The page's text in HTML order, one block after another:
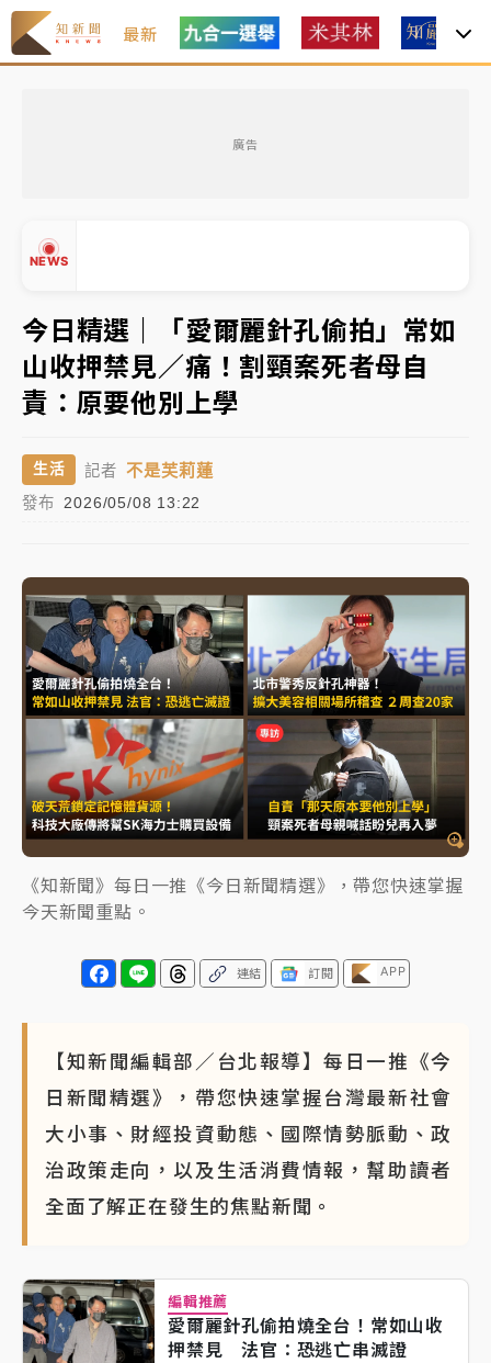
最新
廣告
NEWS
有片｜
中颱白海豚風雨來了！中部以北防豪雨 今晚、明天影
響最劇烈
白海豚逼近！北市水門只出不進 未移置車輛最高罰
4800＋拖吊費
油價持續凍漲！ 中油宣布下周一汽柴油價格維持不變
有片｜ 白海豚暴風圈逼近！新北淡水赫見龍捲風 榕樹
連根拔起
中颱白海豚風雨來了！中部以北防豪雨 今晚、明天影
響最劇烈
白海豚逼近！北市水門只出不進 未移置車輛最高罰
4800＋拖吊費
▲
▼
今日精選｜「愛爾麗針孔偷拍」常如
山收押禁見／痛！割頸案死者母自
責：原要他別上學
生活 記者 不是芙莉蓮
發布 2026/05/08 13:22
《知新聞》每日一推《今日新聞精選》，帶您快速掌握
今天新聞重點。
連結 訂閱 APP
【知新聞編輯部／台北報導】每日一推《今
日新聞精選》，帶您快速掌握台灣最新社會
大小事、財經投資動態、國際情勢脈動、政
治政策走向，以及生活消費情報，幫助讀者
全面了解正在發生的焦點新聞。
編輯推薦
愛爾麗針孔偷拍燒全台！常如山收
押禁見 法官：恐逃亡串滅證